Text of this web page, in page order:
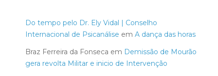
Do tempo pelo Dr. Ely Vidal | Conselho
Internacional de Psicanálise em A dança das horas
Braz Ferreira da Fonseca em Demissão de Mourão
gera revolta Militar e inicio de Intervenção